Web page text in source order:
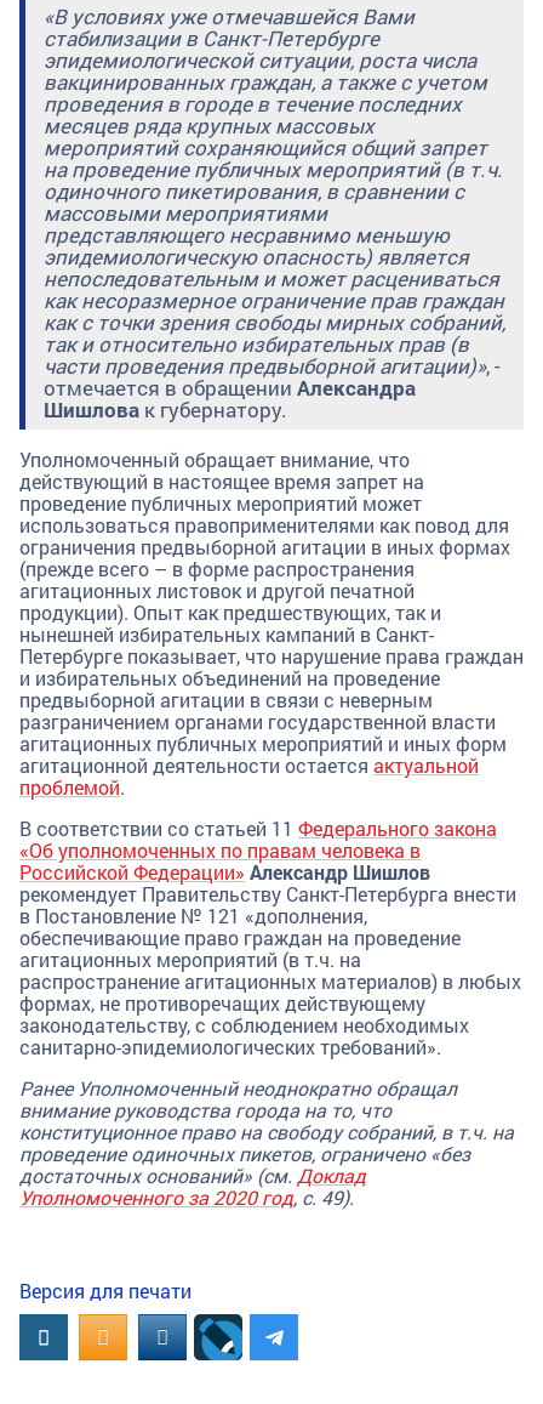
«В условиях уже отмечавшейся Вами
стабилизации в Санкт-Петербурге
эпидемиологической ситуации, роста числа
вакцинированных граждан, а также с учетом
проведения в городе в течение последних
месяцев ряда крупных массовых
мероприятий сохраняющийся общий запрет
на проведение публичных мероприятий (в т.ч.
одиночного пикетирования, в сравнении с
массовыми мероприятиями
представляющего несравнимо меньшую
эпидемиологическую опасность) является
непоследовательным и может расцениваться
как несоразмерное ограничение прав граждан
как с точки зрения свободы мирных собраний,
так и относительно избирательных прав (в
части проведения предвыборной агитации)», -
отмечается в обращении Александра
Шишлова к губернатору.
Уполномоченный обращает внимание, что
действующий в настоящее время запрет на
проведение публичных мероприятий может
использоваться правоприменителями как повод для
ограничения предвыборной агитации в иных формах
(прежде всего – в форме распространения
агитационных листовок и другой печатной
продукции). Опыт как предшествующих, так и
нынешней избирательных кампаний в Санкт-
Петербурге показывает, что нарушение права граждан
и избирательных объединений на проведение
предвыборной агитации в связи с неверным
разграничением органами государственной власти
агитационных публичных мероприятий и иных форм
агитационной деятельности остается актуальной
проблемой.
В соответствии со статьей 11 Федерального закона
«Об уполномоченных по правам человека в
Российской Федерации» Александр Шишлов
рекомендует Правительству Санкт-Петербурга внести
в Постановление № 121 «дополнения,
обеспечивающие право граждан на проведение
агитационных мероприятий (в т.ч. на
распространение агитационных материалов) в любых
формах, не противоречащих действующему
законодательству, с соблюдением необходимых
санитарно-эпидемиологических требований».
Ранее Уполномоченный неоднократно обращал
внимание руководства города на то, что
конституционное право на свободу собраний, в т.ч. на
проведение одиночных пикетов, ограничено «без
достаточных оснований» (см. Доклад
Уполномоченного за 2020 год, с. 49).
Версия для печати
ВконтактеOK.RUMAIL.RU